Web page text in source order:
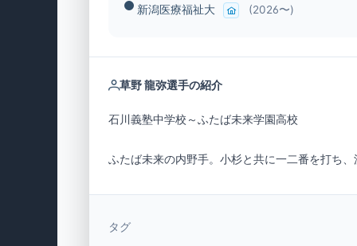
新潟医療福祉大 (2026〜)
草野 龍弥選手の紹介
石川義塾中学校～ふたば未来学園高校
ふたば未来の内野手。小杉と共に一二番を打ち、
タグ